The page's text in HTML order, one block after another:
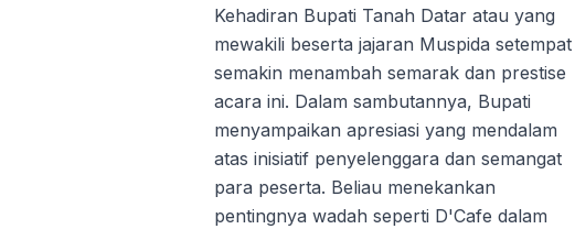
Kehadiran Bupati Tanah Datar atau yang
mewakili beserta jajaran Muspida setempat
semakin menambah semarak dan prestise
acara ini. Dalam sambutannya, Bupati
menyampaikan apresiasi yang mendalam
atas inisiatif penyelenggara dan semangat
para peserta. Beliau menekankan
pentingnya wadah seperti D'Cafe dalam